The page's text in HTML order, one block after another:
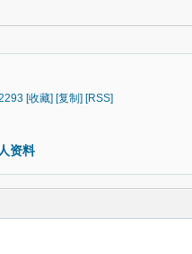
[收藏] [复制] [RSS]
资料